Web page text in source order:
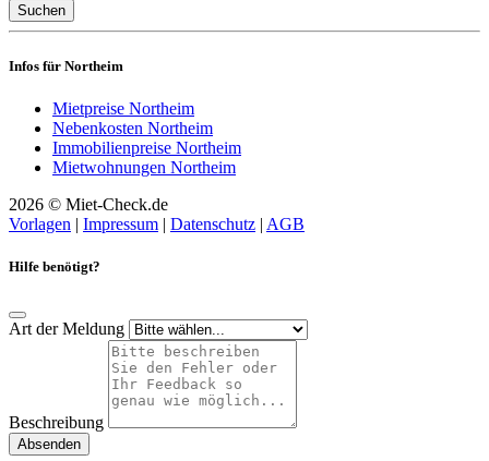
Suchen
Infos für Northeim
Mietpreise Northeim
Nebenkosten Northeim
Immobilienpreise Northeim
Mietwohnungen Northeim
2026 © Miet-Check.de
Vorlagen | Impressum | Datenschutz | AGB
Hilfe benötigt?
Art der Meldung
Beschreibung
Absenden